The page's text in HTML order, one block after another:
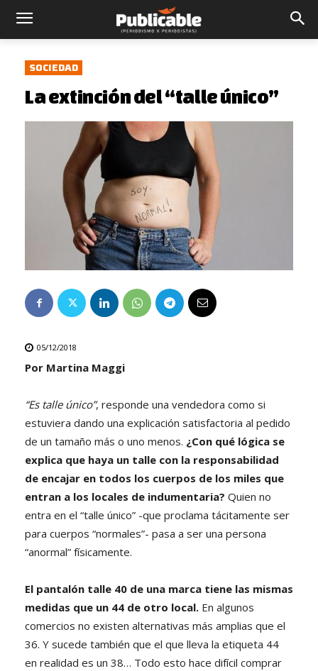
SOCIEDAD
La extinción del “talle único”
05/12/2018
Por Martina Maggi
“Es talle único”, responde una vendedora como si
estuviera dando una explicación satisfactoria al pedido
de un tamaño más o uno menos. ¿Con qué lógica se
explica que haya un talle con la responsabilidad
de encajar en todos los cuerpos de los miles que
entran a los locales de indumentaria? Quien no
entra en el “talle único” -que proclama tácitamente ser
para cuerpos “normales”- pasa a ser una persona
“anormal” físicamente.
El pantalón talle 40 de una marca tiene las mismas
medidas que un 44 de otro local. En algunos
comercios no existen alternativas más amplias que el
36. Y sucede también que el que lleva la etiqueta 44
en realidad es un 38… Todo esto hace difícil comprar